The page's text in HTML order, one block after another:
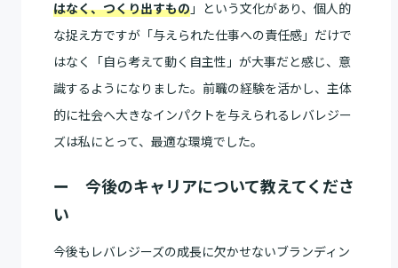
はなく、つくり出すもの 」という文化があり、個人的
な捉え方ですが「与えられた仕事への責任感」だけで
はなく「自ら考えて動く自主性」が大事だと感じ、意
識するようになりました。前職の経験を活かし、主体
的に社会へ大きなインパクトを与えられるレバレジー
ズは私にとって、最適な環境でした。
ー 今後のキャリアについて教えてくださ
い
今後もレバレジーズの成長に欠かせないブランディン